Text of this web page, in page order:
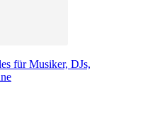
für Musiker, DJs,